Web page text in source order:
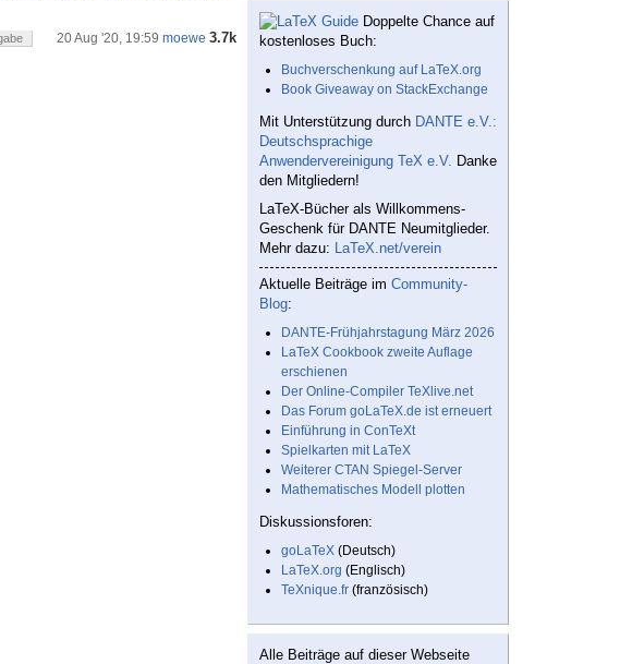
20 Aug '20, 19:59 moewe 3.7k
Doppelte Chance auf
kostenloses Buch:
Buchverschenkung auf LaTeX.org
Book Giveaway on StackExchange
Mit Unterstützung durch DANTE e.V.:
Deutschsprachige
Anwendervereinigung TeX e.V. Danke
den Mitgliedern!
LaTeX-Bücher als Willkommens-
Geschenk für DANTE Neumitglieder.
Mehr dazu: LaTeX.net/verein
Aktuelle Beiträge im Community-
Blog:
DANTE-Frühjahrstagung März 2026
LaTeX Cookbook zweite Auflage
erschienen
Der Online-Compiler TeXlive.net
Das Forum goLaTeX.de ist erneuert
Einführung in ConTeXt
Spielkarten mit LaTeX
Weiterer CTAN Spiegel-Server
Mathematisches Modell plotten
Diskussionsforen:
goLaTeX (Deutsch)
LaTeX.org (Englisch)
TeXnique.fr (französisch)
Alle Beiträge auf dieser Webseite